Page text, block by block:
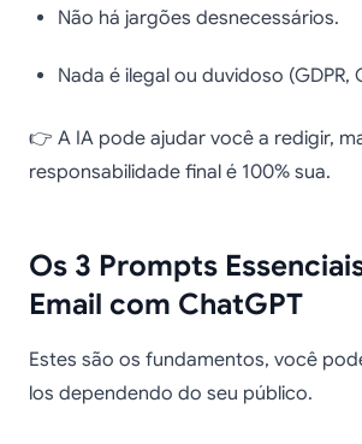
Não há jargões desnecessários.
Nada é ilegal ou duvidoso (GDPR,
👉 A IA pode ajudar você a redigir,
responsabilidade final é 100% sua.
Os 3 Prompts
Email com ChatGPT
Estes são os fundamentos, você
los dependendo do seu público.